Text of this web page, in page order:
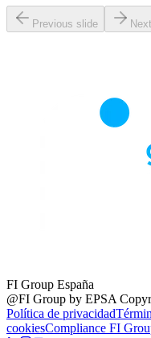
Previous slide
FI Group España
@FI Group by EPSA
Política de privacidad
cookiesCompliance FI